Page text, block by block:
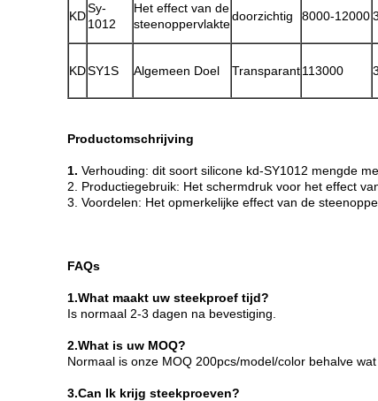
KD
Sy-
1012
Het effect van de
steenoppervlakte
doorzichtig 8000-12000
KDSY1S Algemeen Doel Transparant113000
Productomschrijving
1. Verhouding: dit soort silicone kd-SY1012 mengde
2. Productiegebruik: Het schermdruk voor het effect
3. Voordelen: Het opmerkelijke effect van de
FAQs
1.What maakt uw steekproef tijd?
Is normaal 2-3 dagen na bevestiging
2.What is uw MOQ?
Normaal is onze MOQ 200pcs/model/color behalve
3.Can Ik krijg steekproeven?